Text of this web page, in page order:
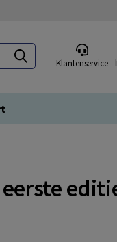
Klantenservice